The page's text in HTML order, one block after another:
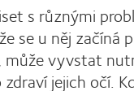
s různými
se u něj začíná
může vyvstat
zdraví jejich očí.